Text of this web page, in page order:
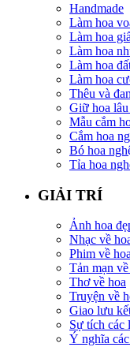
Handmade
Làm hoa
Làm hoa
Làm hoa
Làm hoa
Làm hoa
Thêu và
Giữ hoa lâu
Mẫu cắm
Cắm hoa
Bó hoa
Tỉa hoa
GIẢI TRÍ
Ảnh hoa
Nhạc về
Phim về
Tản mạn
Thơ về hoa
Truyện về
Giao lưu
Sự tích các
Ý nghĩa